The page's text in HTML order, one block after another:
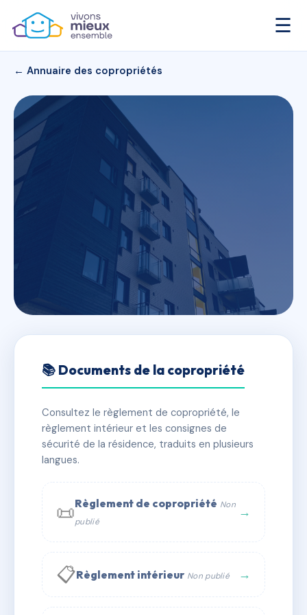
☰
← Annuaire des copropriétés
275 RUE ANATOLE FRANCE
✓ Immatriculée 🏠 10 lots 🏗 1 bâtiment(s)
📞 Contacter Syndic Digital
📚 Documents de la copropriété
Consultez le règlement de copropriété, le
règlement intérieur et les consignes de
sécurité de la résidence, traduits en plusieurs
langues.
📜Règlement de copropriété Non
publié
→
📋Règlement intérieur Non publié →